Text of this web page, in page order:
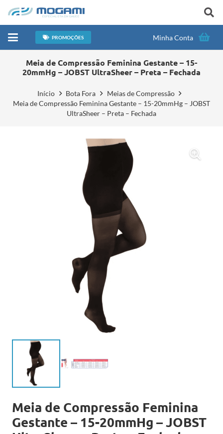
PROMOÇÕES Minha Conta
Meia de Compressão Feminina Gestante – 15-
20mmHg – JOBST UltraSheer – Preta – Fechada
Início Bota Fora
Meias de Compressão
Meia de Compressão Feminina Gestante – 15-20mmHg – JOBST
UltraSheer – Preta – Fechada
Meia de Compressão Feminina
Gestante – 15-20mmHg – JOBST